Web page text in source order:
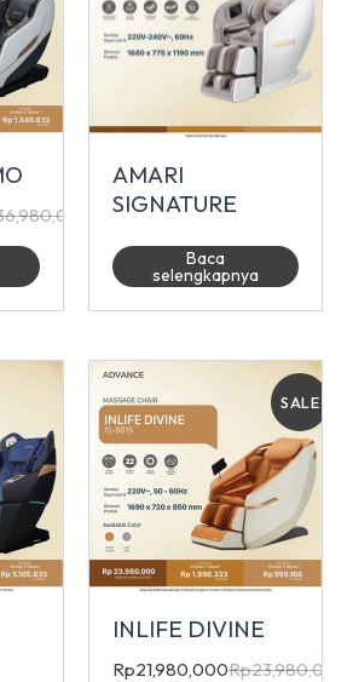
AMARI
SIGNATURE
Baca
selengkapnya
SALE
INLIFE DIVINE
Rp23,980,000
Rp21,980,000